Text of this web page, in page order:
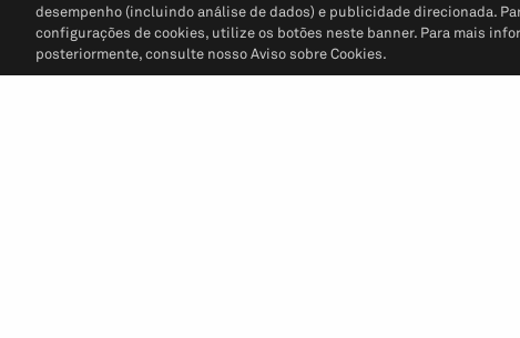
desempenho (incluindo análise de dados) e publicidade direcionada.
configurações de cookies, utilize os botões neste banner. Para mais
posteriormente, consulte nosso Aviso sobre Cookies.